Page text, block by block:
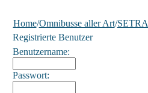
Home/Omnibusse aller Art/SETRA
Registrierte Benutzer
Benutzername:
Passwort: